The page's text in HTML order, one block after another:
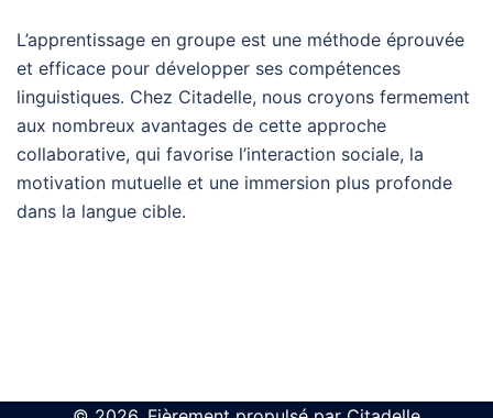
L’apprentissage en groupe est une méthode éprouvée
et efficace pour développer ses compétences
linguistiques. Chez Citadelle, nous croyons fermement
aux nombreux avantages de cette approche
collaborative, qui favorise l’interaction sociale, la
motivation mutuelle et une immersion plus profonde
dans la langue cible.